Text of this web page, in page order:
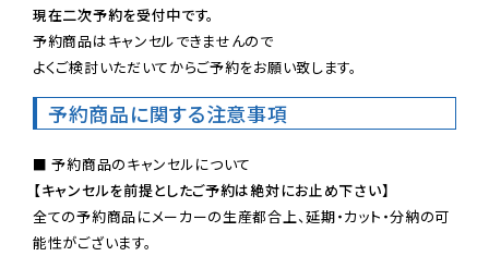
現在二次予約を受付中です。
予約商品はキャンセルできませんので
よくご検討いただいてからご予約をお願い致します。
予約商品に関する注意事項
【キャンセルを前提としたご予約は絶対にお止め下さい】
全ての予約商品にメーカーの生産都合上、延期・カット・分納の可
能性がございます。